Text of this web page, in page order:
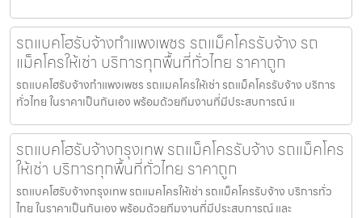
รถแบคโฮรับจ้างกำแพงเพชร รถแม็คโครรับจ้าง รถ
แม็คโครให้เช่า บริการทุกพื้นที่ทั่วไทย ราคาถูก
รถแบคโฮรับจ้างกำแพงเพชร รถแมคโครให้เช่า รถแม็คโครรับจ้าง บริการ
ทั่วไทย ในราคาเป็นกันเอง พร้อมด้วยทีมงานที่มีประสบการณ์ แ
รถแบคโฮรับจ้างกรุงเทพ รถแม็คโครรับจ้าง รถแม็คโคร
ให้เช่า บริการทุกพื้นที่ทั่วไทย ราคาถูก
รถแบคโฮรับจ้างกรุงเทพ รถแมคโครให้เช่า รถแม็คโครรับจ้าง บริการทั่ว
ไทย ในราคาเป็นกันเอง พร้อมด้วยทีมงานที่มีประสบการณ์ และ